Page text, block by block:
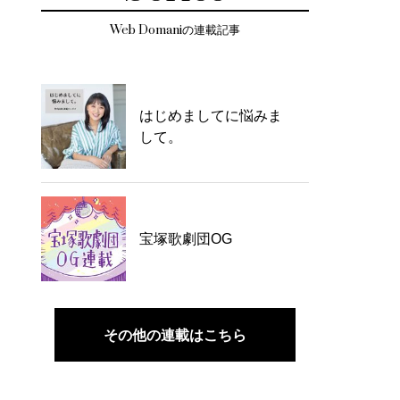
Web Domaniの連載記事
はじめましてに悩みま
して。
宝塚歌劇団OG
その他の連載はこちら